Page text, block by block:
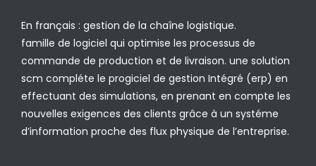
En français : gestion de la chaîne logistique.
famille de logiciel qui optimise les processus de
commande de production et de livraison. une solution
scm compléte le progiciel de gestion Intégré (erp) en
effectuant des simulations, en prenant en compte les
nouvelles exigences des clients grâce à un systéme
d’information proche des flux physique de l’entreprise.